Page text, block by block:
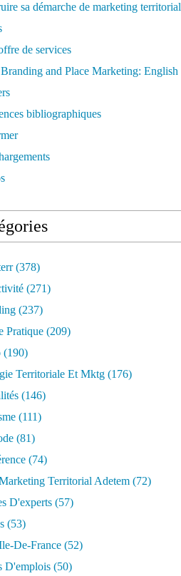
sa démarche de marketing territorial
de services
and Place Marketing: English
bibliographiques
(378)
(271)
(237)
Pratique (209)
(190)
Territoriale Et Mktg (176)
(146)
(111)
(81)
(74)
Territorial Adetem (72)
D'experts (57)
(53)
De-France (52)
D'emplois (50)